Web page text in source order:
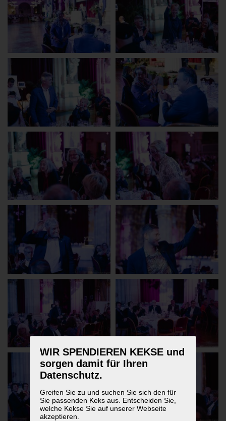
WIR SPENDIEREN KEKSE und
sorgen damit für Ihren
Datenschutz.
Greifen Sie zu und suchen Sie sich den für
Sie passenden Keks aus. Entscheiden Sie,
welche Kekse Sie auf unserer Webseite
akzeptieren.